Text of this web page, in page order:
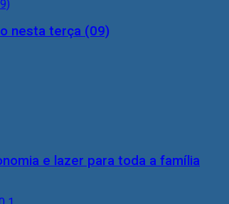
e lazer para toda a família
nesta terça (09)